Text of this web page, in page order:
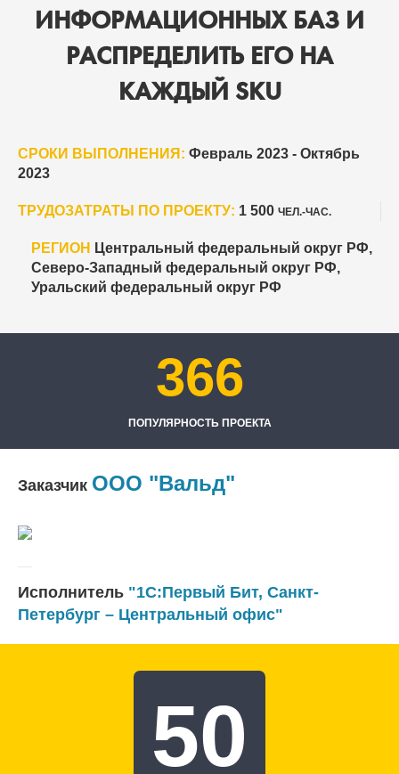
ИНФОРМАЦИОННЫХ БАЗ И
РАСПРЕДЕЛИТЬ ЕГО НА
КАЖДЫЙ SKU
СРОКИ ВЫПОЛНЕНИЯ: Февраль 2023 - Октябрь
2023
ТРУДОЗАТРАТЫ ПО ПРОЕКТУ: 1 500 ЧЕЛ.-ЧАС.
РЕГИОН Центральный федеральный округ РФ,
Северо-Западный федеральный округ РФ,
Уральский федеральный округ РФ
366
ПОПУЛЯРНОСТЬ ПРОЕКТА
Заказчик ООО "Вальд"
Исполнитель "1С:Первый Бит, Санкт-
Петербург – Центральный офис"
50